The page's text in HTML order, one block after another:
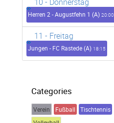
Herren 2 - Augustfehn 1 (A) 20:00
11 - Freitag
Jungen - FC Rastede (A) 18:15
Categories
Verein Fußball Tischtennis